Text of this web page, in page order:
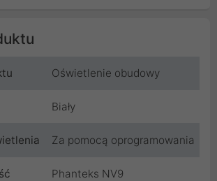
Oświetlenie obudowy
Biały
Za pomocą oprogramowania
Phanteks NV9